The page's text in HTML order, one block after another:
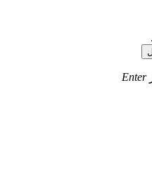
Enter